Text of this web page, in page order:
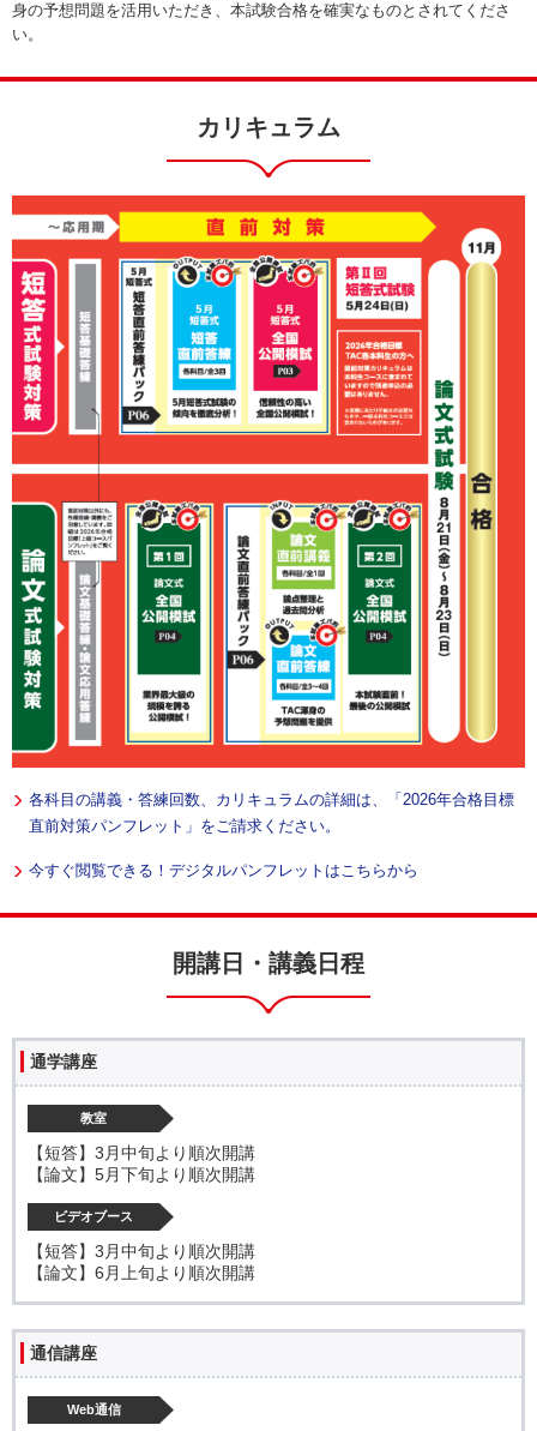
身の予想問題を活用いただき、本試験合格を確実なものとされてくださ
い。
カリキュラム
各科目の講義・答練回数、カリキュラムの詳細は、「2026年合格目標
直前対策パンフレット」をご請求ください。
今すぐ閲覧できる！デジタルパンフレットはこちらから
開講日・講義日程
通学講座
教室
【短答】3月中旬より順次開講
【論文】5月下旬より順次開講
ビデオブース
【短答】3月中旬より順次開講
【論文】6月上旬より順次開講
通信講座
Web通信